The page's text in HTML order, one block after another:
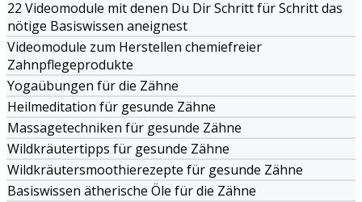
22 Videomodule mit denen Du Dir Schritt für Schritt das
nötige Basiswissen aneignest
Videomodule zum Herstellen chemiefreier
Zahnpflegeprodukte
Yogaübungen für die Zähne
Heilmeditation für gesunde Zähne
Massagetechniken für gesunde Zähne
Wildkräutertipps für gesunde Zähne
Wildkräutersmoothierezepte für gesunde Zähne
Basiswissen ätherische Öle für die Zähne